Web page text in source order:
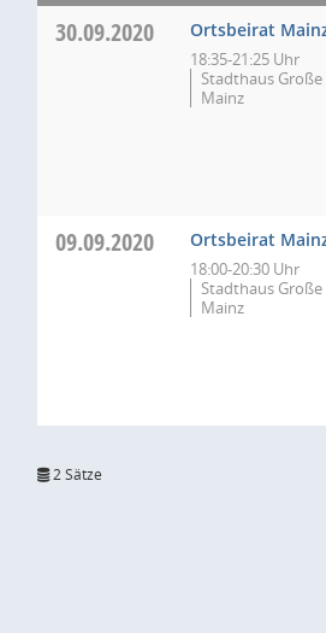
30.09.2020 Ortsbeirat
18:35-21:25 Uhr
Stadthaus Große
Mainz
09.09.2020 Ortsbeirat
18:00-20:30 Uhr
Stadthaus Große
Mainz
2 Sätze